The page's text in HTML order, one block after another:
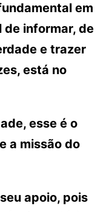
em
de informar, de
e trazer
está no
esse é o
a missão do
apoio, pois